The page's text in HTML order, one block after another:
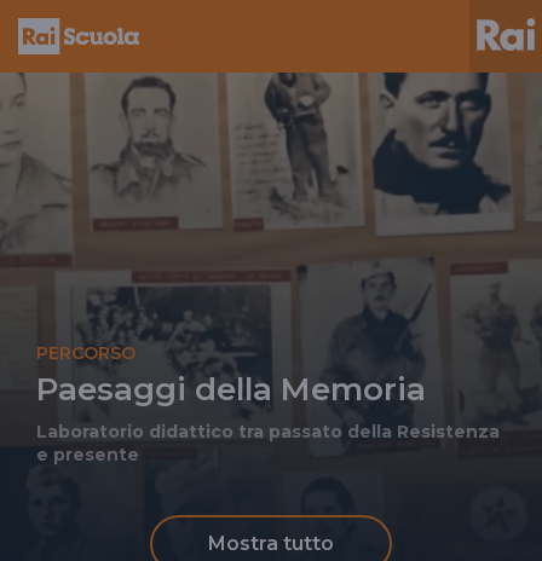
PERCORSO
Paesaggi della Memoria
Laboratorio didattico tra passato della Resistenza
e presente
Mostra tutto